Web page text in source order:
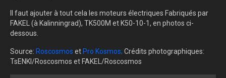
Il faut ajouter à tout cela les moteurs électriques Fabriqués par
FAKEL (à Kalinningrad), TK500M et K50-10-1, en photos ci-
dessous.
Source: Roscosmos et Pro Kosmos; Crédits photographiques:
TsENKI/Roscosmos et FAKEL/Roscosmos